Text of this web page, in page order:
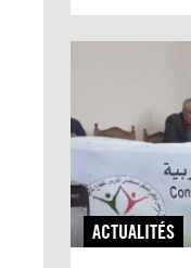
ACTUALITÉS